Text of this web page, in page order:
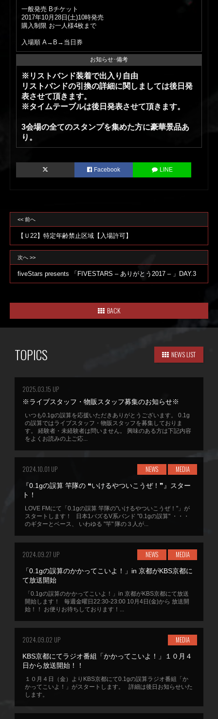
一般発売 Bチケット
2017年10月28日(土)10時発売
購入制限 お一人様4枚まで
入場順 A→B→当日券
お知らせ･備考
※リストバンド装着で出入り自由
リストバンドの引換の詳細に関しましては後日発
表させて頂きます。
※タイムテーブルは後日発表させて頂きます。
3会場の全てのスタンプを集めた方に豪華景品あ
り。
Facebook LINE
<< 前へ
【Ｕ22】特定年齢禁止区域【入場許可】
次へ >>
fiveStars presents 「FIVESTARS – ありがとう2017 – 」DAY.3
BACK
TOPICS NEWS LIST
2025.03.15 UP
※ライブスタッフ・物販スタッフ募集のお知らせ※
いつも0.1gの誤算を応援いただきありがとうございます。 0.1g
の誤算ではライブスタッフ・物販スタッフを募集しておりま
す。 経験者・未経験者は問いません。 興味のある方は下記内容
をよくお読みの上ご応...
2024.10.01 UP NEWS MEDIA
『0.1gの誤算 竿隊の ❝いけるやついこうぜ！❞』スター
ト！
LOVE FMにて「0.1gの誤算 竿隊の"いけるやついこうぜ！"」が
スタートします！ 日本1バズるV系バンド "0.1gの誤算" ・・・
のギターとベース、 いわゆる "竿" 隊の３人が...
2024.09.27 UP NEWS MEDIA
「0.1gの誤算のかかってこいよ！」in 京都がKBS京都に
て放送開始
「0.1gの誤算のかかってこいよ！」in 京都がKBS京都にて放送
開始します！ 毎週金曜日22:30-23:00 10月4日(金)から 放送開
始！！ お便りお待ちしております！...
2024.09.02 UP MEDIA
KBS京都にてラジオ番組「かかってこいよ！」１０月４
日から放送開始！！
１０月４日（金）よりKBS京都にて0.1gの誤算ラジオ番組「か
かってこいよ！」がスタートします。 詳細は後日お知らせいた
します。